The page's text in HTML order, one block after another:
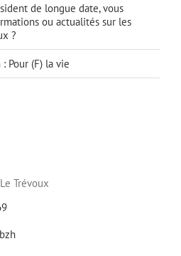
de longue date, vous
ou actualités sur les
?
Pour (F) la vie
Trévoux